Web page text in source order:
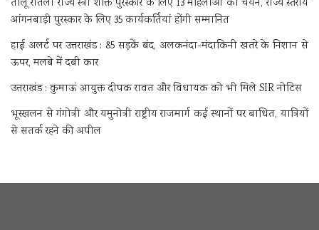
तीलू रौतेली राज्य स्त्री शक्ति पुरस्कार के लिए 13 महिलाओं का चयन, राज्य स्तरीय
आंगनबाड़ी पुरस्कार के लिए 35 कार्यकर्तियां होंगी सम्मानित
हाई अलर्ट पर उत्तराखंड : 85 सड़कें बंद, अलकनंदा-मंदाकिनी खतरे के निशान से
ऊपर, मलबे में दबी कार
उत्तराखंड : कुमाऊं आयुक्त दीपक रावत और विधायक को भी मिले SIR नोटिस
भूस्खलन से गंगोत्री और यमुनोत्री राष्ट्रीय राजमार्ग कई स्थानों पर बाधित, यात्रियों
से सतर्क रहने की अपील